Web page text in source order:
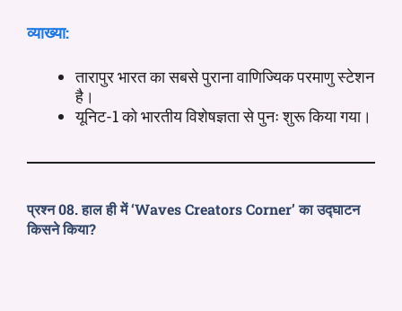
व्याख्या:
तारापुर भारत का सबसे पुराना वाणिज्यिक परमाणु स्टेशन
है।
यूनिट-1 को भारतीय विशेषज्ञता से पुनः शुरू किया गया।
प्रश्न 08. हाल ही में ‘Waves Creators Corner’ का उद्घाटन
किसने किया?